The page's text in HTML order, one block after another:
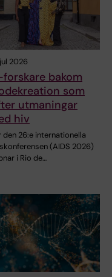
2026
forskare bakom
som
utmaningar
hiv
den 26:e internationella
(AIDS 2026)
i Rio de…